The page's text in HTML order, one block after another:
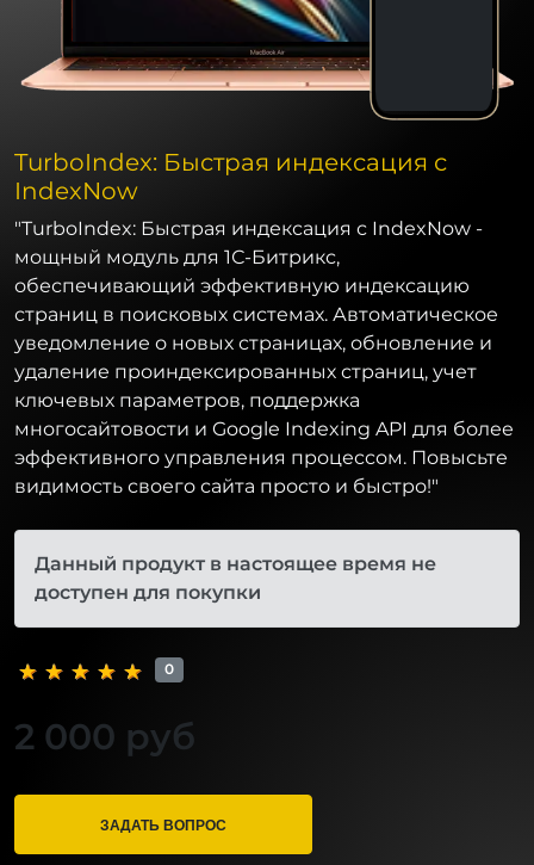
TurboIndex: Быстрая индексация с
IndexNow
"TurboIndex: Быстрая индексация с IndexNow -
мощный модуль для 1С-Битрикс,
обеспечивающий эффективную индексацию
страниц в поисковых системах. Автоматическое
уведомление о новых страницах, обновление и
удаление проиндексированных страниц, учет
ключевых параметров, поддержка
многосайтовости и Google Indexing API для более
эффективного управления процессом. Повысьте
видимость своего сайта просто и быстро!"
Данный продукт в настоящее время не
доступен для покупки
0
2 000 руб
ЗАДАТЬ ВОПРОС